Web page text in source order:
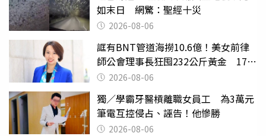
如末日 網驚：聖經十災
2026-08-06
誆有BNT管道海撈10.6億！美女前律
師公會理事長狂囤232公斤黃金 17人
遭起訴
2026-08-06
獨／學霸牙醫槓離職女員工 為3萬元
筆電互控侵占、誣告！他慘勝
2026-08-06